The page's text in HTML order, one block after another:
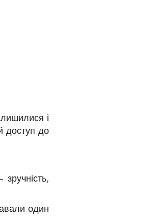
і
доступ до
один